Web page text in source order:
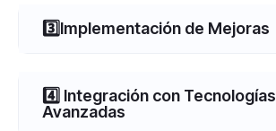
3️⃣Implementación de Mejoras
4️⃣ Integración con Tecnologías
Avanzadas